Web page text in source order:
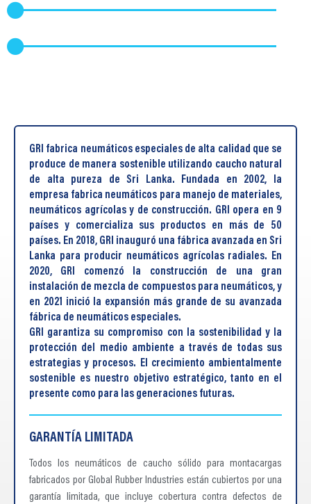
GRI fabrica neumáticos especiales de alta calidad que se
produce de manera sostenible utilizando caucho natural
de alta pureza de Sri Lanka. Fundada en 2002, la
empresa fabrica neumáticos para manejo de materiales,
neumáticos agrícolas y de construcción. GRI opera en 9
países y comercializa sus productos en más de 50
países. En 2018, GRI inauguró una fábrica avanzada en Sri
Lanka para producir neumáticos agrícolas radiales. En
2020, GRI comenzó la construcción de una gran
instalación de mezcla de compuestos para neumáticos, y
en 2021 inició la expansión más grande de su avanzada
fábrica de neumáticos especiales.
GRI garantiza su compromiso con la sostenibilidad y la
protección del medio ambiente a través de todas sus
estrategias y procesos. El crecimiento ambientalmente
sostenible es nuestro objetivo estratégico, tanto en el
presente como para las generaciones futuras.
GARANTÍA LIMITADA
Todos los neumáticos de caucho sólido para montacargas
fabricados por Global Rubber Industries están cubiertos por una
garantía limitada, que incluye cobertura contra defectos de